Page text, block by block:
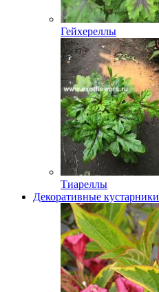
Гейхереллы
Тиареллы
Декоративные кустарники